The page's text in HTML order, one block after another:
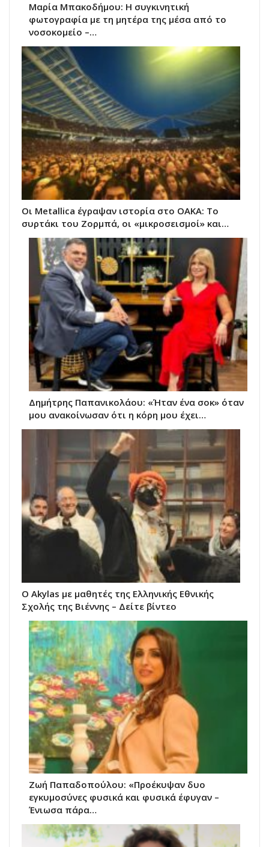
Μαρία Μπακοδήμου: H συγκινητική
φωτογραφία με τη μητέρα της μέσα από το
νοσοκομείο –…
Οι Metallica έγραψαν ιστορία στο ΟΑΚΑ: Το
συρτάκι του Ζορμπά, οι «μικροσεισμοί» και…
Δημήτρης Παπανικολάου: «Ήταν ένα σοκ» όταν
μου ανακοίνωσαν ότι η κόρη μου έχει…
O Akylas με μαθητές της Ελληνικής Εθνικής
Σχολής της Βιέννης – Δείτε βίντεο
Ζωή Παπαδοπούλου: «Προέκυψαν δυο
εγκυμοσύνες φυσικά και φυσικά έφυγαν –
Ένιωσα πάρα…